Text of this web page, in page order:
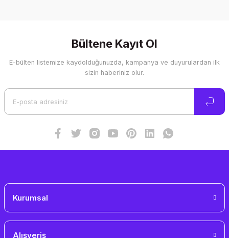
Görüş ve önerileriniz için teşekkür ederiz.
Ürün resmi kalitesiz, bozuk veya görüntülenemiyor.
Bültene Kayıt Ol
E-bülten listemize kaydolduğunuzda, kampanya ve duyurulardan ilk
sizin haberiniz olur.
Kurumsal
Alışveriş